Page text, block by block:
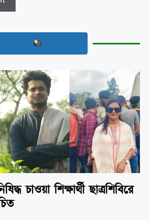
চাওয়া শিক্ষার্থী ছাত্রশিবিরে